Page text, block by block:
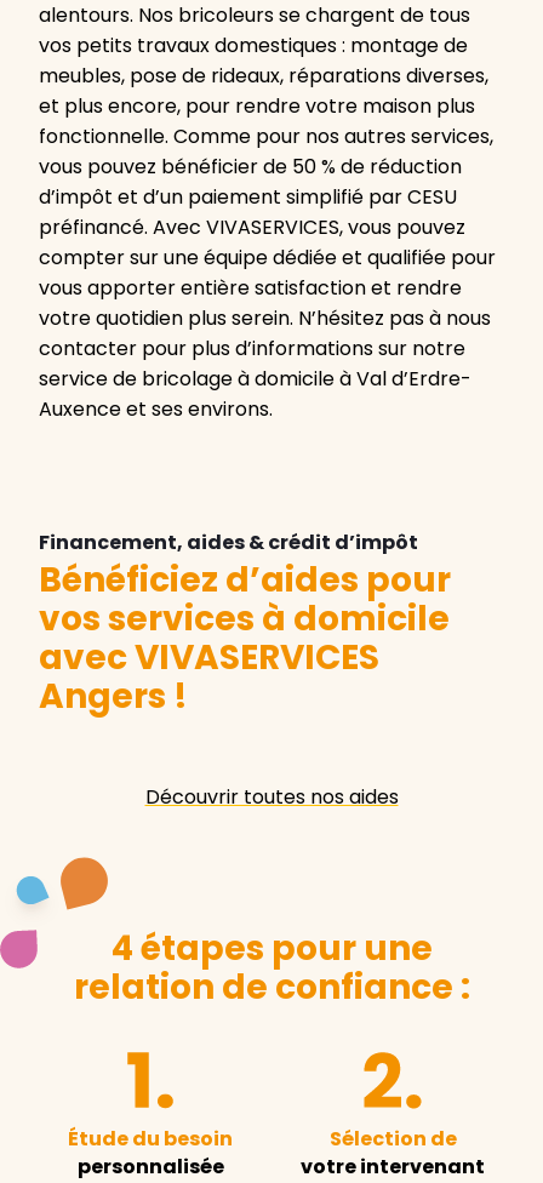
alentours. Nos bricoleurs se chargent de tous
vos petits travaux domestiques : montage de
meubles, pose de rideaux, réparations diverses,
et plus encore, pour rendre votre maison plus
fonctionnelle. Comme pour nos autres services,
vous pouvez bénéficier de 50 % de réduction
d’impôt et d’un paiement simplifié par CESU
préfinancé. Avec VIVASERVICES, vous pouvez
compter sur une équipe dédiée et qualifiée pour
vous apporter entière satisfaction et rendre
votre quotidien plus serein. N’hésitez pas à nous
contacter pour plus d’informations sur notre
service de bricolage à domicile à Val d’Erdre-
Auxence et ses environs.
Financement, aides & crédit d’impôt
Bénéficiez d’aides pour
vos services à domicile
avec VIVASERVICES
Angers !
Découvrir toutes nos aides
4 étapes pour une
relation de confiance :
Étude du besoin
personnalisée
Sélection de
votre intervenant